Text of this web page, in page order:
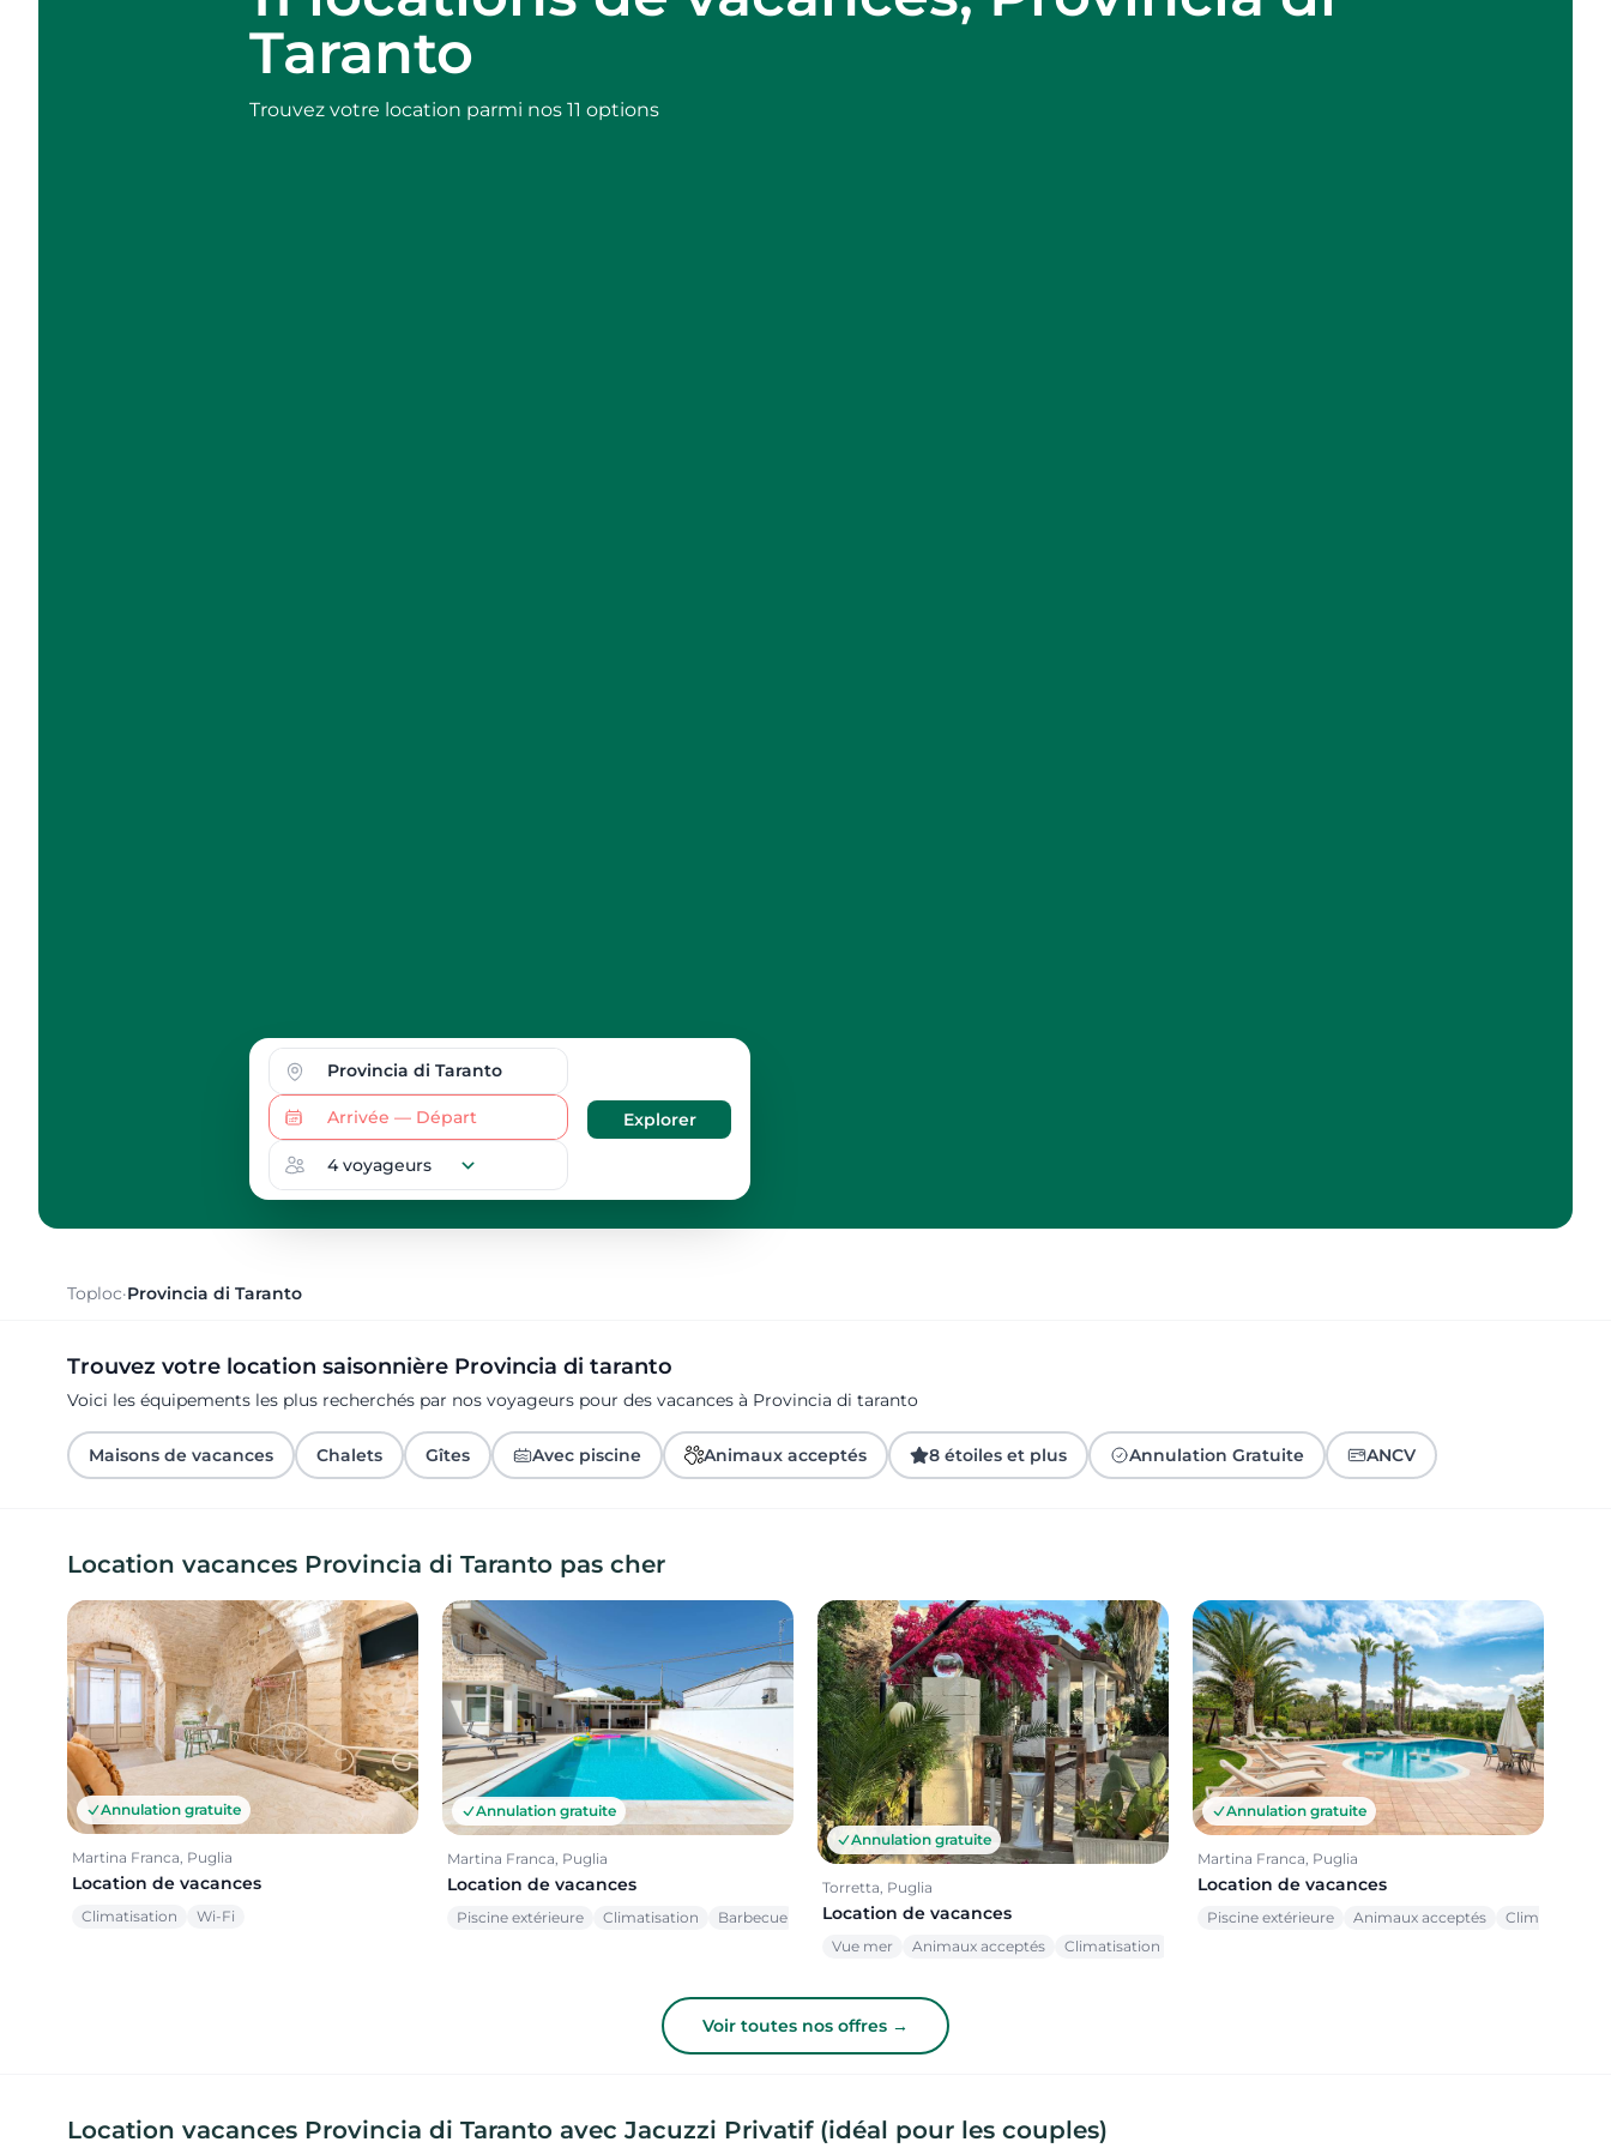
Taranto
Trouvez votre location parmi nos 11 options
Toploc·Provincia di Taranto
Trouvez votre location saisonnière Provincia di taranto
Voici les équipements les plus recherchés par nos voyageurs pour des vacances à Provincia di taranto
Maisons de vacances Chalets Gîtes Avec piscine Animaux acceptés 8 étoiles et plus Annulation Gratuite ANCV
Location vacances Provincia di Taranto pas cher
Annulation gratuite
Martina Franca, Puglia
Location de vacances
Climatisation Wi-Fi
Annulation gratuite
Martina Franca, Puglia
Location de vacances
Piscine extérieure Climatisation Barbecue
Annulation gratuite
Torretta, Puglia
Location de vacances
Vue mer Animaux acceptés Climatisation
Annulation gratuite
Martina Franca, Puglia
Location de vacances
Piscine extérieure Animaux acceptés Climatisation
Voir toutes nos offres →
Location vacances Provincia di Taranto avec Jacuzzi Privatif (idéal pour les couples)